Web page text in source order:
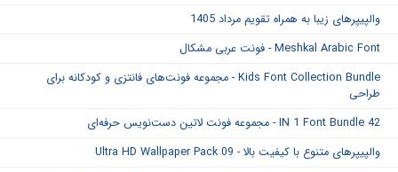
والپیپرهای زیبا به همراه تقویم مرداد 1405
Meshkal Arabic Font - فونت عربی مشکال
Kids Font Collection Bundle - مجموعه فونت‌های فانتزی و کودکانه برای
طراحی
42 IN 1 Font Bundle - مجموعه فونت لاتین دست‌نویس حرفه‌ای
والپیپرهای متنوع با کیفیت بالا - Ultra HD Wallpaper Pack 09